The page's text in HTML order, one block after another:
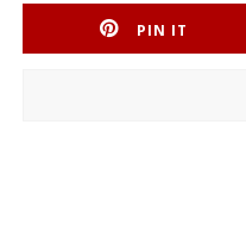
PIN IT